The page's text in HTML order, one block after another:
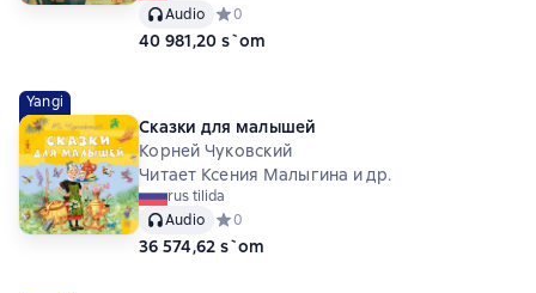
Audio
Средний рейтинг 0 на основе 0 оценок
0
40 981,20 s`om
Yangi
Сказки для малышей
Корней Чуковский
Читает Ксения Малыгина и др.
rus tilida
Audio
Средний рейтинг 0 на основе 0 оценок
0
36 574,62 s`om